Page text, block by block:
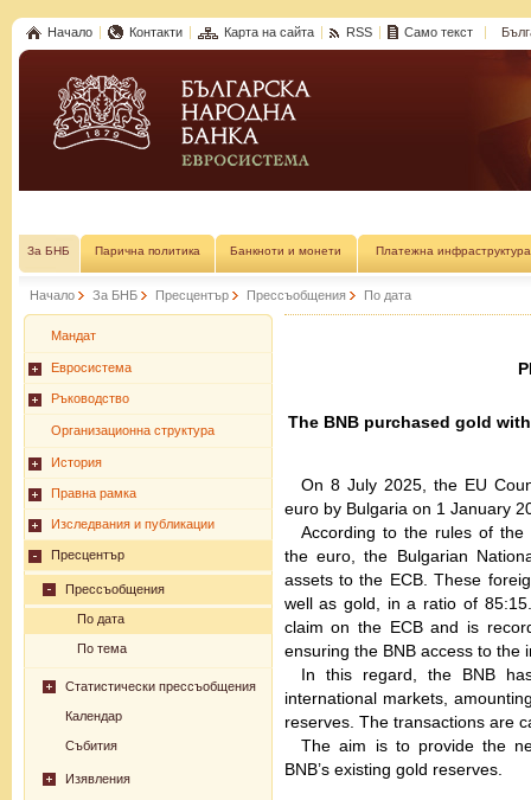
Начало Контакти Карта на сайта RSS Само текст
За БНБ Парична политика Банкноти и монети Платежна инфраструктура
Начало За БНБ Пресцентър Прессъобщения По дата
Мандат
Евросистема
Ръководство
Организационна структура
История
Правна рамка
Изследвания и публикации
Пресцентър
Прессъобщения
По дата
По тема
Статистически прессъобщения
Календар
Събития
Изявления
The BNB purchased gold
On 8 July 2025, the EU
euro by Bulgaria on 1 January
According to the rules of the
the euro, the Bulgarian
assets to the ECB. These
well as gold, in a ratio of
claim on the ECB and is
ensuring the BNB access to the
In this regard, the BNB
international markets,
reserves. The transactions are
The aim is to provide the
BNB’s existing gold reserves.